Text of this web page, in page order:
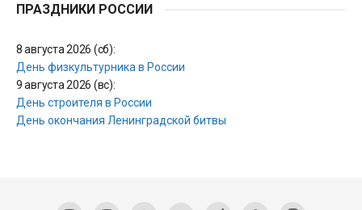
ПРАЗДНИКИ РОССИИ
8 августа 2026 (сб):
День физкультурника в России
9 августа 2026 (вс):
День строителя в России
День окончания Ленинградской битвы